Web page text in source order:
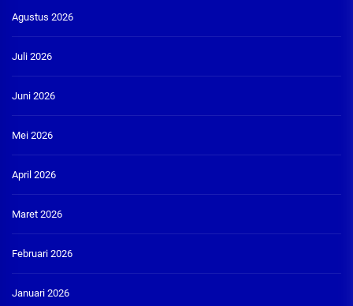
Agustus 2026
Juli 2026
Juni 2026
Mei 2026
April 2026
Maret 2026
Februari 2026
Januari 2026